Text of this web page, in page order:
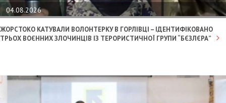
04.08.2026
ЖОРСТОКО КАТУВАЛИ ВОЛОНТЕРКУ В ГОРЛІВЦІ – ІДЕНТИФІКОВАНО
ТРЬОХ ВОЄННИХ ЗЛОЧИНЦІВ ІЗ ТЕРОРИСТИЧНОЇ ГРУПИ “БЄЗЛЄРА”